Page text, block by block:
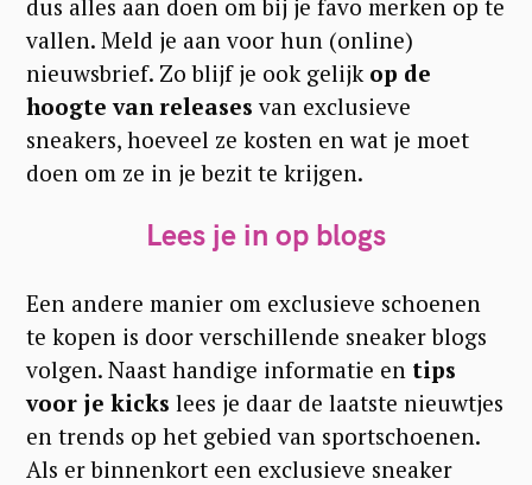
dus alles aan doen om bij je favo merken op te
vallen. Meld je aan voor hun (online)
nieuwsbrief. Zo blijf je ook gelijkop de
hoogte van releasesvan exclusieve
sneakers, hoeveel ze kosten en wat je moet
doen om ze in je bezit te krijgen.
Lees je in op blogs
Een andere manier om exclusieve schoenen
te kopen is door verschillende sneaker blogs
volgen. Naast handige informatie en tips
voor je kicks lees je daar de laatste nieuwtjes
en trends op het gebied van sportschoenen.
Als er binnenkort een exclusieve sneaker